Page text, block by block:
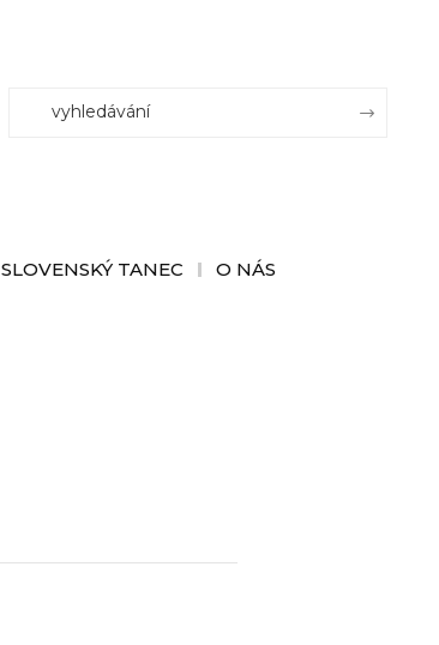
SLOVENSKÝ TANEC O NÁS